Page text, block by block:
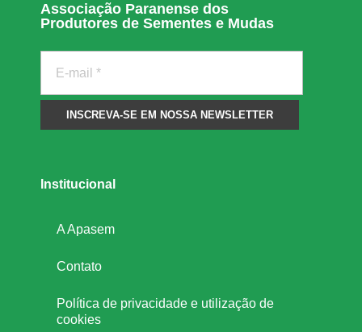
Associação Paranense dos
Produtores de Sementes e Mudas
Institucional
A Apasem
Contato
Política de privacidade e utilização de
cookies